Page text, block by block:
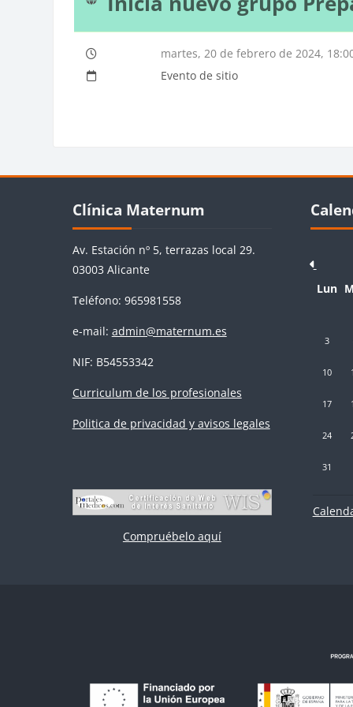
martes, 20 de febrero de 2024,
Evento de sitio
Bloques
Clínica Maternum
Av. Estación nº 5, terrazas local 29.
03003 Alicante
Teléfono: 965981558
e-mail: admin@maternum.es
NIF: B54553342
Curriculum de los profesionales
Politica de privacidad y avisos legales
Compruébelo aquí
Lunes
Lun
Sin
3
Sin
10
Sin
17
Sin
24
Sin
31